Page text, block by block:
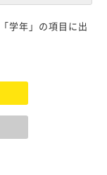
学年」の項目に出